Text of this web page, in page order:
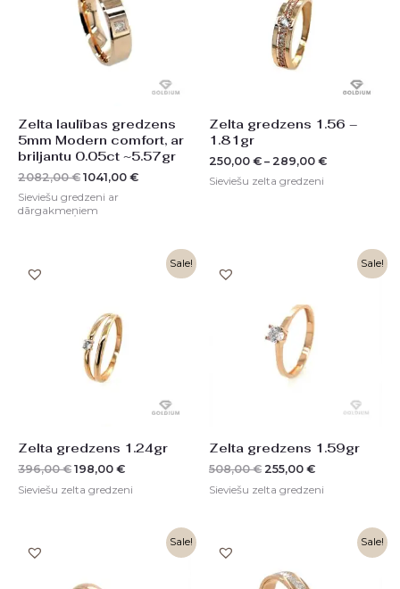
Zelta laulības gredzens
5mm Modern comfort, ar
briljantu 0.05ct ~5.57gr
2082,00€ 1041,00 €
Sieviešu gredzeni ar
dārgakmeņiem
Zelta gredzens 1.56 –
1.81gr
250,00 € – 289,00 €
Sieviešu zelta gredzeni
Sale!
Zelta gredzens 1.24gr
396,00€ 198,00 €
Current
Sieviešu zelta gredzeni
Sale!
Zelta gredzens 1.59gr
508,00€
508,00 €.
255,00 €
Current
Sieviešu zelta gredzeni
Sale!
1100,00 €.
Current
Sale!
1113,00 €.
Current